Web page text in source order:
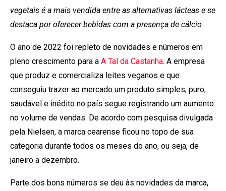
vegetais é a mais vendida entre as alternativas lácteas e se
destaca por oferecer bebidas com a presença de cálcio
O ano de 2022 foi repleto de novidades e números em
pleno crescimento para a A Tal da Castanha. A empresa
que produz e comercializa leites veganos e que
conseguiu trazer ao mercado um produto simples, puro,
saudável e inédito no país segue registrando um aumento
no volume de vendas. De acordo com pesquisa divulgada
pela Nielsen, a marca cearense ficou no topo de sua
categoria durante todos os meses do ano, ou seja, de
janeiro a dezembro.
Parte dos bons números se deu às novidades da marca,